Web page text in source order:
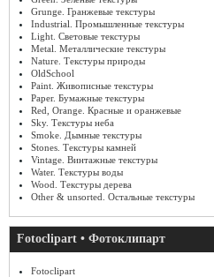
Grunge. Гранжевые текстуры
Industrial. Промышленные текстуры
Light. Световые текстуры
Metal. Металлические текстуры
Nature. Текстуры природы
OldSchool
Paint. Живописные текстуры
Paper. Бумажные текстуры
Red, Orange. Красные и оранжевые
Sky. Текстуры неба
Smoke. Дымные текстуры
Stones. Текстуры камней
Vintage. Винтажные текстуры
Water. Текстуры воды
Wood. Текстуры дерева
Other & unsorted. Остальные текстуры
Fotoclipart • Фотоклипарт
Fotoclipart